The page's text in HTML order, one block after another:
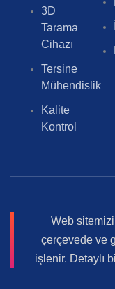
3D
Tarama
Cihazı
Tersine
Mühendislik
Kalite
Kontrol
Web
çerçevede ve
işlenir. Detaylı